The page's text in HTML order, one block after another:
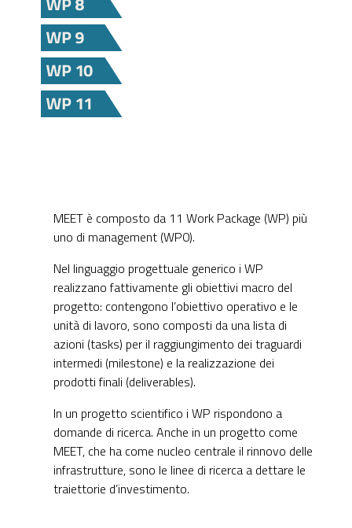
MEET è composto da 11 Work Package (WP) più
uno di management (WP0).
Nel linguaggio progettuale generico i WP
realizzano fattivamente gli obiettivi macro del
progetto: contengono l’obiettivo operativo e le
unità di lavoro, sono composti da una lista di
azioni (tasks) per il raggiungimento dei traguardi
intermedi (milestone) e la realizzazione dei
prodotti finali (deliverables).
In un progetto scientifico i WP rispondono a
domande di ricerca. Anche in un progetto come
MEET, che ha come nucleo centrale il rinnovo delle
infrastrutture, sono le linee di ricerca a dettare le
traiettorie d’investimento.